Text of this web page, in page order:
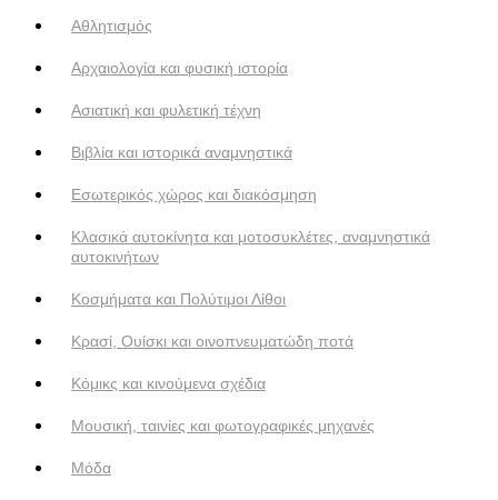
Αθλητισμός
Αρχαιολογία και φυσική ιστορία
Ασιατική και φυλετική τέχνη
Βιβλία και ιστορικά αναμνηστικά
Εσωτερικός χώρος και διακόσμηση
Κλασικά αυτοκίνητα και μοτοσυκλέτες, αναμνηστικά
αυτοκινήτων
Κοσμήματα και Πολύτιμοι Λίθοι
Κρασί, Ουίσκι και οινοπνευματώδη ποτά
Κόμικς και κινούμενα σχέδια
Μουσική, ταινίες και φωτογραφικές μηχανές
Μόδα